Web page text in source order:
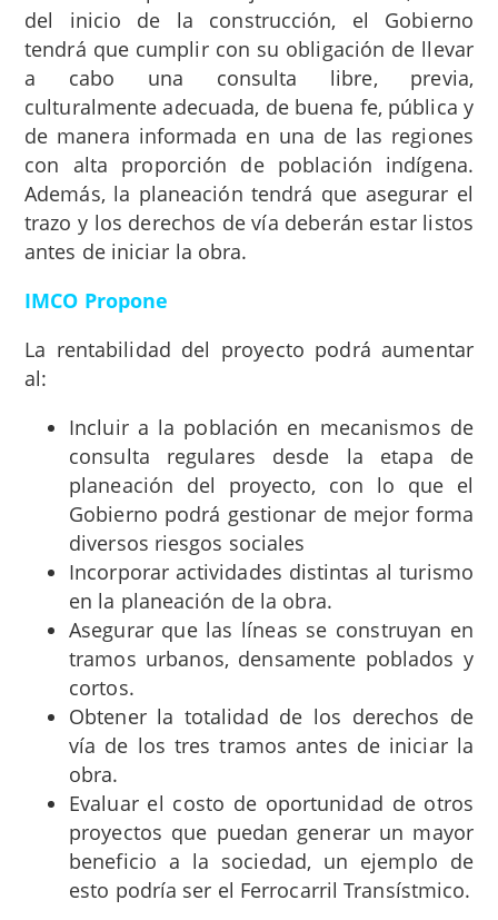
del inicio de la construcción, el Gobierno
tendrá que cumplir con su obligación de llevar
a cabo una consulta libre, previa,
culturalmente adecuada, de buena fe, pública y
de manera informada en una de las regiones
con alta proporción de población indígena.
Además, la planeación tendrá que asegurar el
trazo y los derechos de vía deberán estar listos
antes de iniciar la obra.
IMCO Propone
La rentabilidad del proyecto podrá aumentar
al:
Incluir a la población en mecanismos de
consulta regulares desde la etapa de
planeación del proyecto, con lo que el
Gobierno podrá gestionar de mejor forma
diversos riesgos sociales
Incorporar actividades distintas al turismo
en la planeación de la obra.
Asegurar que las líneas se construyan en
tramos urbanos, densamente poblados y
cortos.
Obtener la totalidad de los derechos de
vía de los tres tramos antes de iniciar la
obra.
Evaluar el costo de oportunidad de otros
proyectos que puedan generar un mayor
beneficio a la sociedad, un ejemplo de
esto podría ser el Ferrocarril Transístmico.